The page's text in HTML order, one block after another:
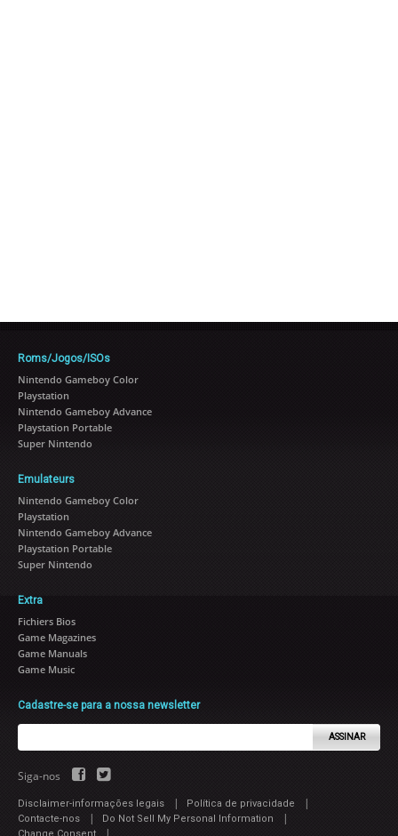
Roms/Jogos/ISOs
Nintendo Gameboy Color
Playstation
Nintendo Gameboy Advance
Playstation Portable
Super Nintendo
Emulateurs
Nintendo Gameboy Color
Playstation
Nintendo Gameboy Advance
Playstation Portable
Super Nintendo
Extra
Fichiers Bios
Game Magazines
Game Manuals
Game Music
Cadastre-se para a nossa newsletter
ASSINAR
Siga-nos
Disclaimer-informações legais | Política de privacidade |
Contacte-nos | Do Not Sell My Personal Information |
|